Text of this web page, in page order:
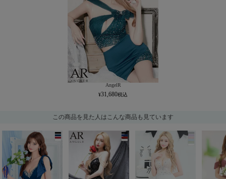
AngelR
31,680
この商品を見た人はこんな商品も見ています